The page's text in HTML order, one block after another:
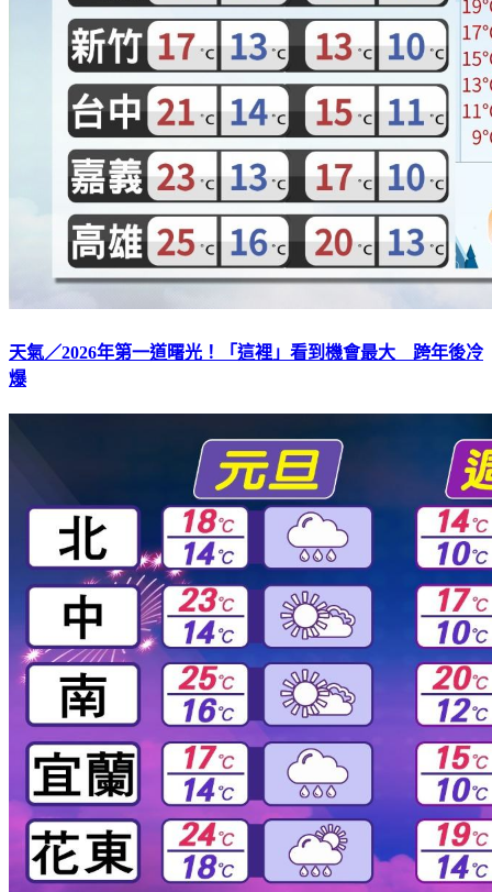
天氣／2026年第一道曙光！「這裡」看到機會最大 跨年後冷
爆